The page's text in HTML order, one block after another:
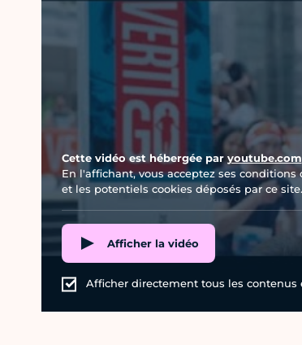
Cette vidéo est hébergée par youtube.com
En l'affichant, vous acceptez ses
et les potentiels cookies déposés par ce site.
Afficher la vidéo
Afficher directement tous les contenus